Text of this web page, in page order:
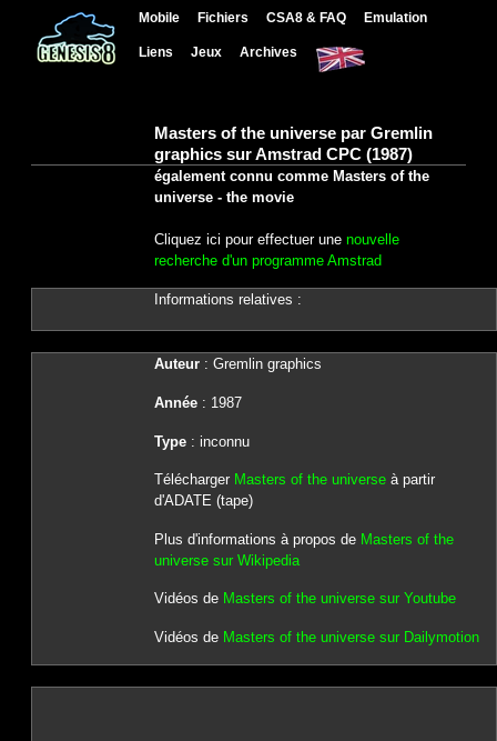
Mobile Fichiers CSA8 & FAQ Emulation
Liens Jeux Archives
Masters of the universe par Gremlin
graphics sur Amstrad CPC (1987)
également connu comme Masters of the
universe - the movie
Cliquez ici pour effectuer une nouvelle
recherche d'un programme Amstrad
Informations relatives :
Auteur: Gremlin graphics
Année: 1987
Type: inconnu
Télécharger Masters of the universeà partir
d'ADATE (tape)
Plus d'informations à propos de Masters of the
universe sur Wikipedia
Vidéos de Masters of the universe sur Youtube
Vidéos de Masters of the universe sur Dailymotion